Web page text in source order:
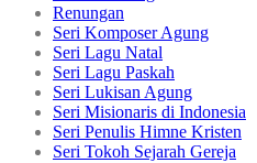
Renungan
Seri Komposer Agung
Seri Lagu Natal
Seri Lagu Paskah
Seri Lukisan Agung
Seri Misionaris di Indonesia
Seri Penulis Himne Kristen
Seri Tokoh Sejarah Gereja